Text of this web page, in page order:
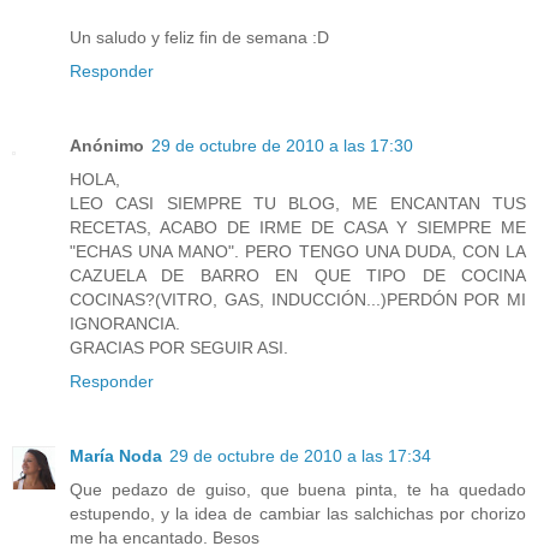
Un saludo y feliz fin de semana :D
Responder
Anónimo 29 de octubre de 2010 a las 17:30
HOLA,
LEO CASI SIEMPRE TU BLOG, ME ENCANTAN TUS
RECETAS, ACABO DE IRME DE CASA Y SIEMPRE ME
"ECHAS UNA MANO". PERO TENGO UNA DUDA, CON LA
CAZUELA DE BARRO EN QUE TIPO DE COCINA
COCINAS?(VITRO, GAS, INDUCCIÓN...)PERDÓN POR MI
IGNORANCIA.
GRACIAS POR SEGUIR ASI.
Responder
María Noda 29 de octubre de 2010 a las 17:34
Que pedazo de guiso, que buena pinta, te ha quedado
estupendo, y la idea de cambiar las salchichas por chorizo
me ha encantado. Besos